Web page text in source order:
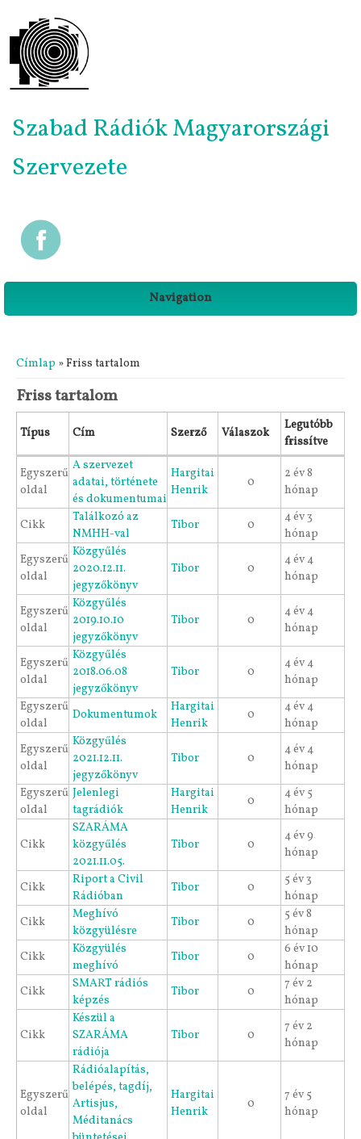
Szabad Rádiók Magyarországi
Szervezete
Navigation
Jelenlegi hely
Címlap » Friss tartalom
Friss tartalom
Típus Cím Szerző Válaszok
Legutóbb
frissítve
Egyszerű
oldal
A szervezet
adatai, története
és dokumentumai
Hargitai
Henrik
0
2 év 8
hónap
Cikk
Találkozó az
NMHH-val
Tibor 0
4 év 3
hónap
Egyszerű
oldal
Közgyűlés
2020.12.11.
jegyzőkönyv
Tibor 0
4 év 4
hónap
Egyszerű
oldal
Közgyűlés
2019.10.10
jegyzőkönyv
Tibor 0
4 év 4
hónap
Egyszerű
oldal
Közgyűlés
2018.06.08
jegyzőkönyv
Tibor 0
4 év 4
hónap
Egyszerű
oldal
Dokumentumok
Hargitai
Henrik
0
4 év 4
hónap
Egyszerű
oldal
Közgyűlés
2021.12.11.
jegyzőkönyv
Tibor 0
4 év 4
hónap
Egyszerű
oldal
Jelenlegi
tagrádiók
Hargitai
Henrik
0
4 év 5
hónap
Cikk
SZARÁMA
közgyűlés
2021.11.05.
Tibor 0
4 év 9
hónap
Cikk
Riport a Civil
Rádióban
Tibor 0
5 év 3
hónap
Cikk
Meghívó
közgyülésre
Tibor 0
5 év 8
hónap
Cikk
Közgyülés
meghívó
Tibor 0
6 év 10
hónap
Cikk
SMART rádiós
képzés
Tibor 0
7 év 2
hónap
Cikk
Készül a
SZARÁMA
rádiója
Tibor 0
7 év 2
hónap
Egyszerű
oldal
Rádióalapítás,
belépés, tagdíj,
Artisjus,
Méditanács
Hargitai
Henrik
0
7 év 5
hónap